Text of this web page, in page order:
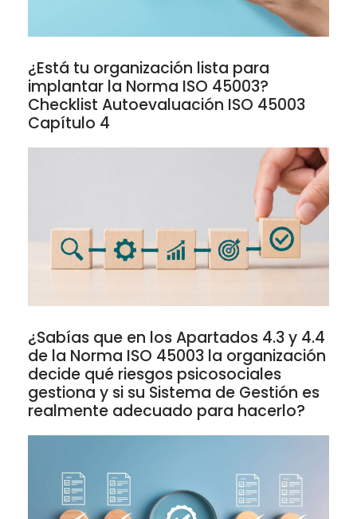
¿Está tu organización lista para
implantar la Norma ISO 45003?
Checklist Autoevaluación ISO 45003
Capítulo 4
¿Sabías que en los Apartados 4.3 y 4.4
de la Norma ISO 45003 la organización
decide qué riesgos psicosociales
gestiona y si su Sistema de Gestión es
realmente adecuado para hacerlo?